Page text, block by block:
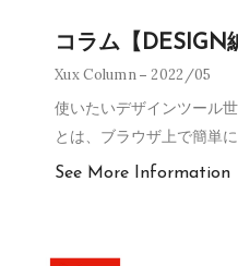
コラム【DESIGN
Xux Column 2022/05
使いたいデザインツール
とは、ブラウザ上で簡単
See More Information